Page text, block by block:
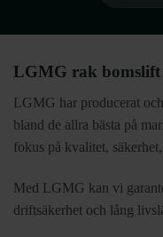
LGMG rak bomslift
LGMG har producerat
bland de allra bästa på
fokus på kvalitet,
Med LGMG kan vi
driftsäkerhet och lång